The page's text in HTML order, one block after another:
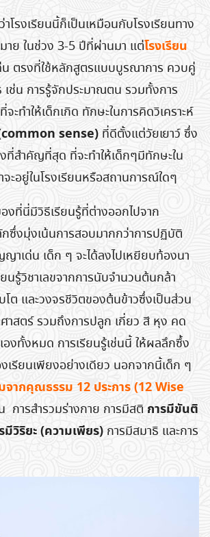
โรงเรียนนี้ก็เป็นเหมือนกับโรงเรียนทาง
าย ในช่วง 3-5 ปีที่ผ่านมา แต่โรงเรียน
น ตรงที่ใช้หลักสูตรแบบบูรณาการ ควบคู่
ช่น การรู้จักประมาณตน รวมทั้งการ
ะทำให้เด็กเกิด ทักษะในการคิดวิเคราะห์
sense) ที่ดีตั้งแต่วัยเยาว์ ซึ่ง
สำคัญที่สุด ที่จะทำให้เด็กๆมีทักษะใน
จะอยู่ในโรงเรียนหรือสถานการณ์ใดๆ
งที่นี่มีวิธีเรียนรู้ที่ต่างออกไปจาก
กซึ่งมุ่งเน้นการสอบมากกว่าการปฏิบัติ
าเด่น เด็ก ๆ จะได้ลงไปเหยียบท้องนา
นรู้วิชาเลขจากการนับจำนวนต้นกล้า
โต และวงจรชีวิตของต้นข้าวซึ่งเป็นส่วน
าสตร์ รวมถึงการปลูก เกี่ยว สี หุง คด
องทั้งหมด การเรียนรู้เช่นนี้ ให้ผลลึกซึ้ง
เรียนเพียงอย่างเดียว นอกจากนี้เด็ก ๆ
จากคุณธรรม 12 ประการ (12 Wise
การสำรวมร่างกาย การมีสติ การมีขันติ
วิริยะ (ความเพียร) การมีสมาธิ และการ